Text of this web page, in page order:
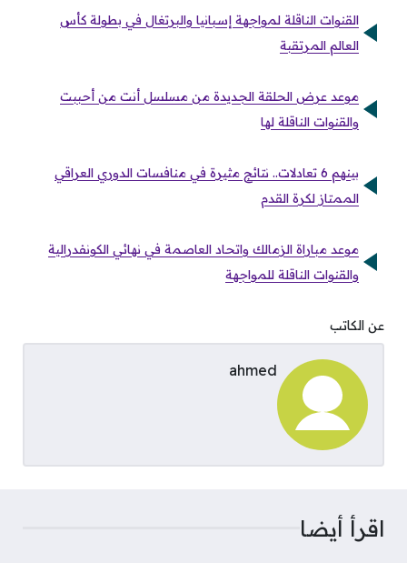
القنوات الناقلة لمواجهة إسبانيا والبرتغال في بطولة كأس
العالم المرتقبة
موعد عرض الحلقة الجديدة من مسلسل أنت من أحببت
والقنوات الناقلة لها
بينهم 6 تعادلات.. نتائج مثيرة في منافسات الدوري العراقي
الممتاز لكرة القدم
موعد مباراة الزمالك واتحاد العاصمة في نهائي الكونفدرالية
والقنوات الناقلة للمواجهة
عن الكاتب
ahmed
اقرأ أيضا